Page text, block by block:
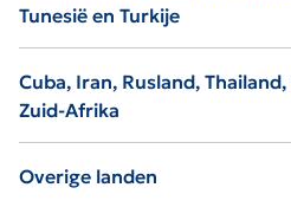
Tunesië en Turkije
Cuba, Iran, Rusland,
Zuid-Afrika
Overige landen